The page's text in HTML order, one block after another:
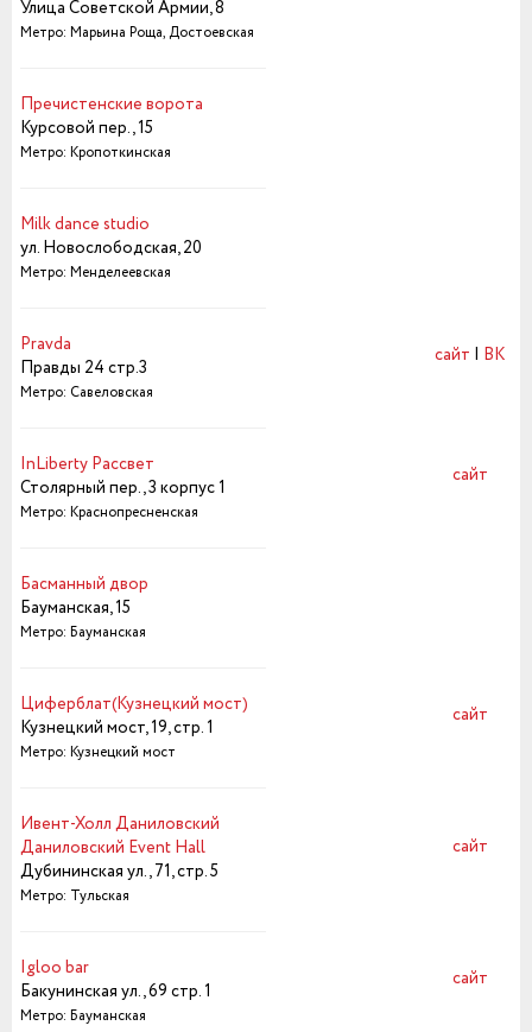
Улица Советской Армии, 8
Метро: Марьина Роща, Достоевская
Пречистенские ворота
Курсовой пер., 15
Метро: Кропоткинская
Milk dance studio
ул. Новослободская, 20
Метро: Менделеевская
Pravda
Правды 24 стр.3
Метро: Савеловская
сайт | ВК
InLiberty Paccвет
Столярный пер., 3 корпус 1
Метро: Краснопресненская
сайт
Басманный двор
Бауманская, 15
Метро: Бауманская
Циферблат(Кузнецкий мост)
Кузнецкий мост, 19, стр. 1
Метро: Кузнецкий мост
сайт
Ивент-Холл Даниловский
Даниловский Event Hall
Дубининская ул., 71, стр. 5
Метро: Тульская
сайт
Igloo bar
Бакунинская ул., 69 стр. 1
Метро: Бауманская
сайт